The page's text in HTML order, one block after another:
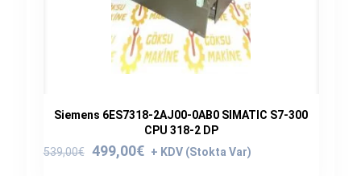
Siemens 6ES7318-2AJ00-0AB0 SIMATIC S7-300
CPU 318-2 DP
539,00€ Orijinal
499,00€
Şu